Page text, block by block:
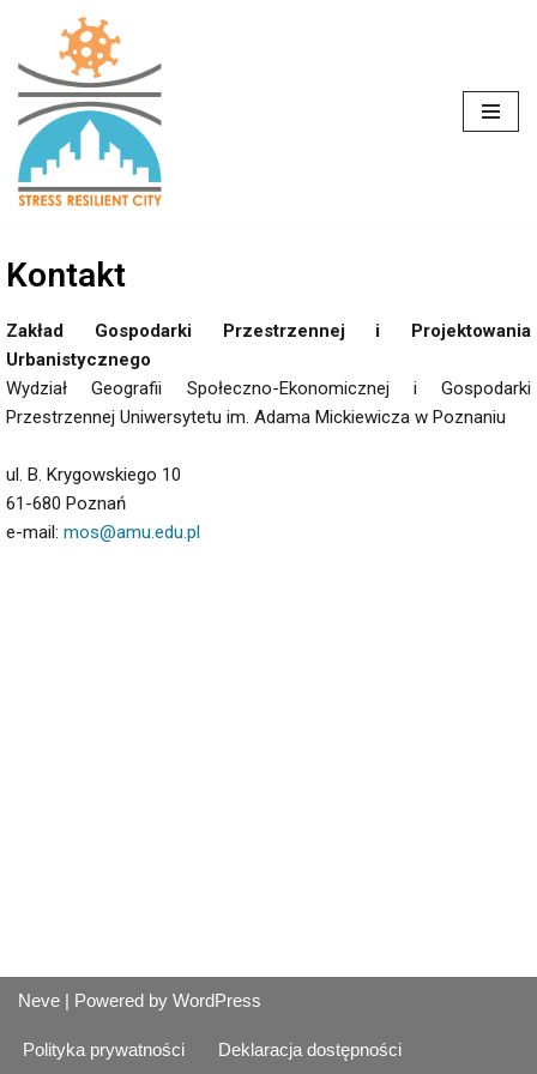
Przejdź
do
treści
Kontakt
Zakład Gospodarki Przestrzennej i Projektowania
Urbanistycznego
Wydział Geografii Społeczno-Ekonomicznej i Gospodarki
Przestrzennej Uniwersytetu im. Adama Mickiewicza w Poznaniu
ul. B. Krygowskiego 10
61-680 Poznań
e-mail: mos@amu.edu.pl
Neve | Powered by WordPress
Polityka prywatności Deklaracja dostępności